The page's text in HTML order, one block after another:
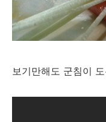
보기만해도 군침이